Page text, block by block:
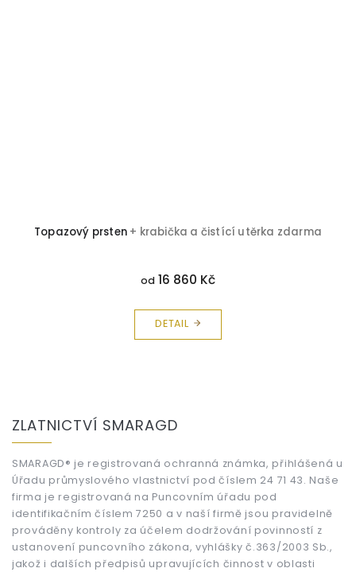
Topazový prsten + krabička a čistící utěrka zdarma
od 16 860 Kč
DETAIL
ZLATNICTVÍ SMARAGD
SMARAGD® je registrovaná ochranná známka, přihlášená u
Úřadu průmyslového vlastnictví pod číslem 24 71 43. Naše
firma je registrovaná na Puncovním úřadu pod
identifikačním číslem 7250 a v naší firmě jsou pravidelně
prováděny kontroly za účelem dodržování povinností z
ustanovení puncovního zákona, vyhlášky č.363/2003 Sb.,
jakož i dalších předpisů upravujících činnost v oblasti